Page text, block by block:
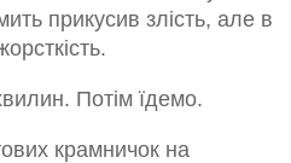
прикусив злість, але в
Потім їдемо.
крамничок на